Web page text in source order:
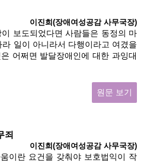
이진희(장애여성공감 사무국장)
보도되었다면 사람들은 동정의 마
일이 아니라서 다행이라고 여겼을
어쩌면 발달장애인에 대한 과잉대
원문 보기
죄
이진희(장애여성공감 사무국장)
이란 요건을 갖춰야 보호법익이 작